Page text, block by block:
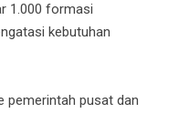
1.000 formasi
kebutuhan
pemerintah pusat dan